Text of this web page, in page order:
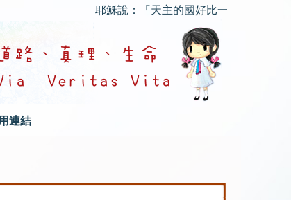
耶穌說：「天主的國好比一個人把種子
連結